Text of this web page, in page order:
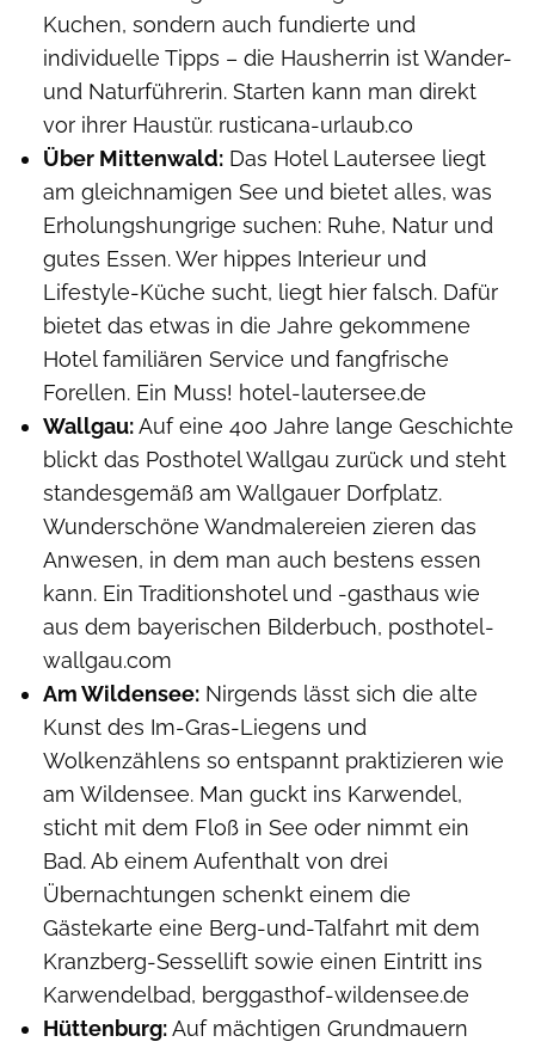
Kuchen, sondern auch fundierte und
individuelle Tipps – die Hausherrin ist Wander-
und Naturführerin. Starten kann man direkt
vor ihrer Haustür. rusticana-urlaub.co
Über Mittenwald: Das Hotel Lautersee liegt
am gleichnamigen See und bietet alles, was
Erholungshungrige suchen: Ruhe, Natur und
gutes Essen. Wer hippes Interieur und
Lifestyle-Küche sucht, liegt hier falsch. Dafür
bietet das etwas in die Jahre gekommene
Hotel familiären Service und fangfrische
Forellen. Ein Muss! hotel-lautersee.de
Wallgau:Auf eine 400 Jahre lange Geschichte
blickt das Posthotel Wallgau zurück und steht
standesgemäß am Wallgauer Dorfplatz.
Wunderschöne Wandmalereien zieren das
Anwesen, in dem man auch bestens essen
kann. Ein Traditionshotel und -gasthaus wie
aus dem bayerischen Bilderbuch, posthotel-
wallgau.com
Am Wildensee: Nirgends lässt sich die alte
Kunst des Im-Gras-Liegens und
Wolkenzählens so entspannt praktizieren wie
am Wildensee. Man guckt ins Karwendel,
sticht mit dem Floß in See oder nimmt ein
Bad. Ab einem Aufenthalt von drei
Übernachtungen schenkt einem die
Gästekarte eine Berg-und-Talfahrt mit dem
Kranzberg-Sessellift sowie einen Eintritt ins
Karwendelbad, berggasthof-wildensee.de
Hüttenburg:Auf mächtigen Grundmauern